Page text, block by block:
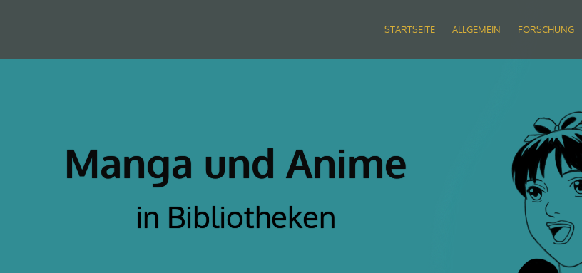
STARTSEITE ALLGEMEIN FORSCHUNG
Manga und Anime
in Bibliotheken